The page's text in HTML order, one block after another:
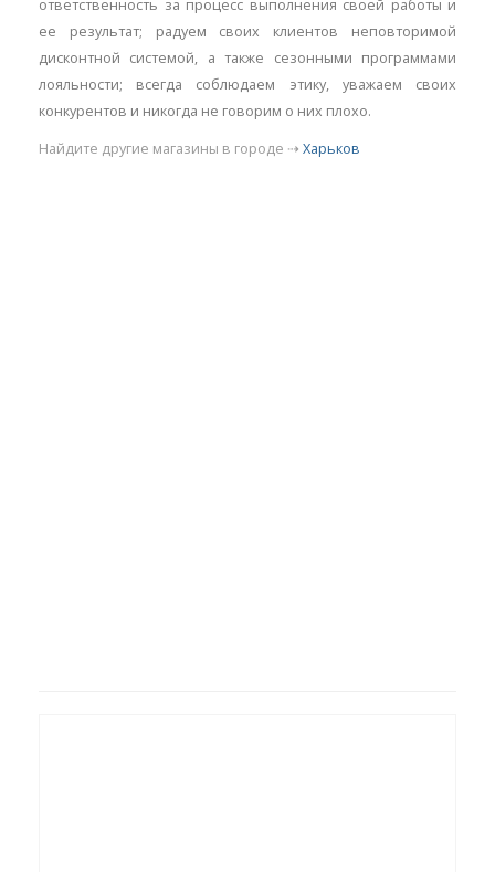
ответственность за процесс выполнения своей работы и
ее результат; радуем своих клиентов неповторимой
дисконтной системой, а также сезонными программами
лояльности; всегда соблюдаем этику, уважаем своих
конкурентов и никогда не говорим о них плохо.
Найдите другие магазины в городе ⇢ Харьков